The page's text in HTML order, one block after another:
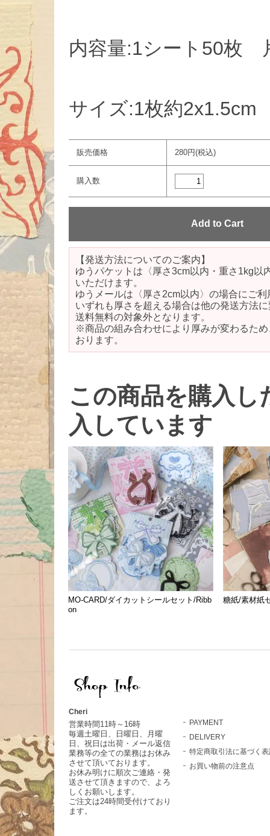
内容量:1シート50枚
サイズ:1枚約2x1.5cm
販売価格 280円(税込)
購入数
【発送方法についてのご案内】
ゆうパケットは〈厚さ3cm以内・重さ1kg以
いただけます。
ゆうメールは〈厚さ2cm以内〉の場合にご
いずれも厚さを超える場合は他の発送方法
送料無料の対象外となります。
※商品の組み合わせにより厚みが変わるた
おります。
この商品を購入し
入しています
MO-CARD/ダイカットシールセット/Ribb
on
糖紙/素材紙
Cheri
営業時間11時～16時
毎週土曜日、日曜日、月曜
日、祝日は出荷・メール返信
業務等の全ての業務はお休み
させて頂いております。
お休み明けに順次ご連絡・発
送させて頂きますので、よろ
しくお願いします。
ご注文は24時間受付けており
ます。
PAYMENT
DELIVERY
特定商取引法に基づく
お買い物前の注意点